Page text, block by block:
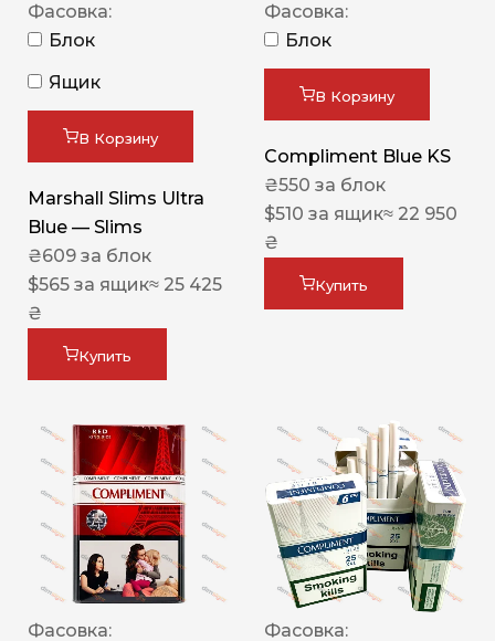
Фасовка:
Блок
Ящик
В Корзину
Marshall Slims Ultra
Blue — Slims
₴609 за блок
$565 за ящик≈ 25 425
₴
Купить
Фасовка:
Блок
В Корзину
Compliment Blue KS
₴550 за блок
$510 за ящик≈ 22 950
₴
Купить
Фасовка: Фасовка: